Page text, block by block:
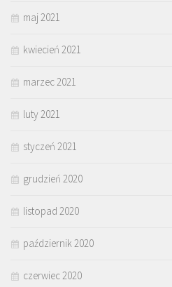
maj 2021
kwiecień 2021
marzec 2021
luty 2021
styczeń 2021
grudzień 2020
listopad 2020
październik 2020
czerwiec 2020